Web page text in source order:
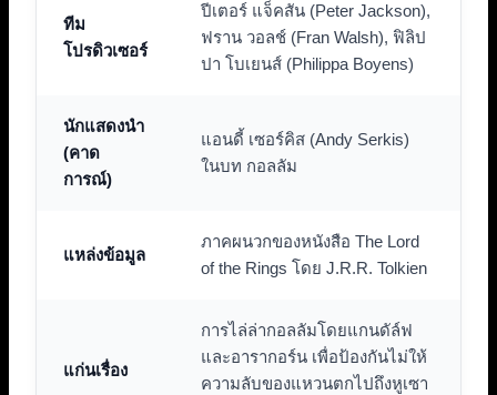
ทีม
โปรดิวเซอร์
ปีเตอร์ แจ็คสัน (Peter Jackson),
ฟราน วอลช์ (Fran Walsh), ฟิลิป
ปา โบเยนส์ (Philippa Boyens)
นักแสดงนำ
(คาด
การณ์)
แอนดี้ เซอร์คิส (Andy Serkis)
ในบท กอลลัม
แหล่งข้อมูล
ภาคผนวกของหนังสือ The Lord
of the Rings โดย J.R.R. Tolkien
แก่นเรื่อง
การไล่ล่ากอลลัมโดยแกนดัล์ฟ
และอารากอร์น เพื่อป้องกันไม่ให้
ความลับของแหวนตกไปถึงหูเซา